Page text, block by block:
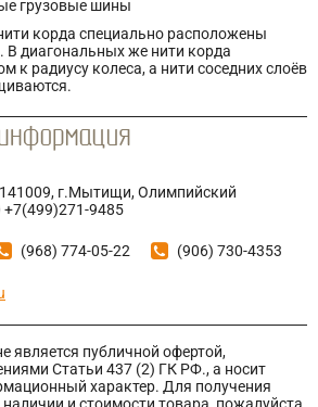
грузовые шины
корда специально расположены
В диагональных же нити корда
к радиусу колеса, а нити соседних слоёв
г.Мытищи, Олимпийский
+7(499)271-9485
(968) 774-05-22 (906) 730-4353
является публичной офертой,
Статьи 437 (2) ГК РФ., а носит
характер. Для получения